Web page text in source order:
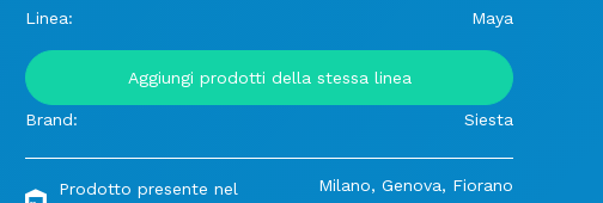
Linea:
Maya
Aggiungi prodotti della stessa linea
Brand: Siesta
Prodotto presente nel
Milano, Genova, Fiorano